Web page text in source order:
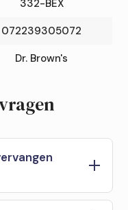
332-BEX
072239305072
Dr. Brown's